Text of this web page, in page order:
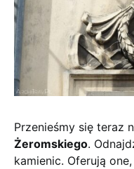
Przenieśmy się teraz
Żeromskiego.
kamienic. Oferują